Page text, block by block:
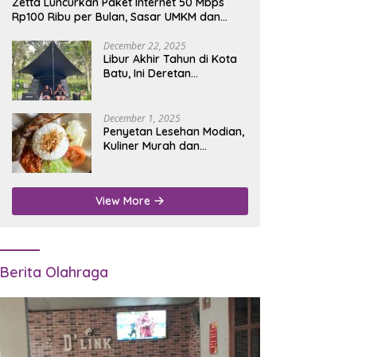
Rp100 Ribu per Bulan, Sasar UMKM dan
December 22, 2025
Libur Akhir Tahun di Kota
Batu, Ini Deretan
December 1, 2025
Penyetan Lesehan Modian,
Kuliner Murah dan
Nganjuk
View More
Berita Olahraga